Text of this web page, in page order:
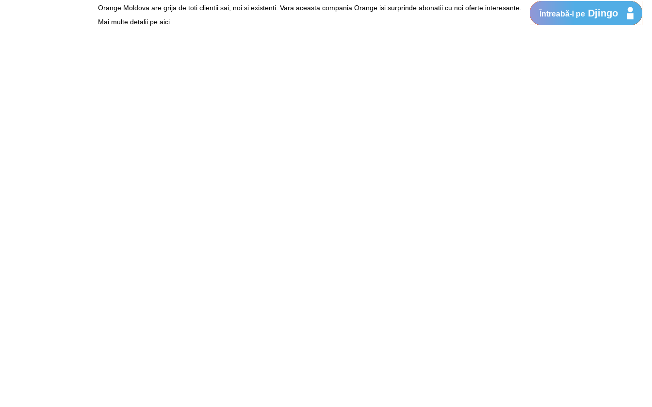
Orange Moldova are grija de toti clientii sai, noi si existenti. Vara aceasta compania Orange isi surprinde abonatii cu noi oferte interesante.
Mai multe detalii pe aici
Întreabă-l pe Djingo